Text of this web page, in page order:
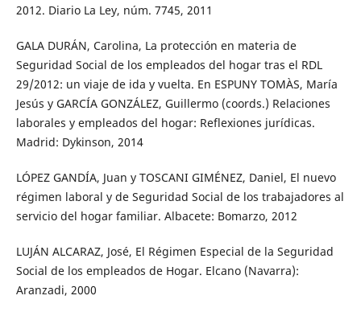
2012. Diario La Ley, núm. 7745, 2011
GALA DURÁN, Carolina, La protección en materia de
Seguridad Social de los empleados del hogar tras el RDL
29/2012: un viaje de ida y vuelta. En ESPUNY TOMÀS, María
Jesús y GARCÍA GONZÁLEZ, Guillermo (coords.) Relaciones
laborales y empleados del hogar: Reflexiones jurídicas.
Madrid: Dykinson, 2014
LÓPEZ GANDÍA, Juan y TOSCANI GIMÉNEZ, Daniel, El nuevo
régimen laboral y de Seguridad Social de los trabajadores al
servicio del hogar familiar. Albacete: Bomarzo, 2012
LUJÁN ALCARAZ, José, El Régimen Especial de la Seguridad
Social de los empleados de Hogar. Elcano (Navarra):
Aranzadi, 2000